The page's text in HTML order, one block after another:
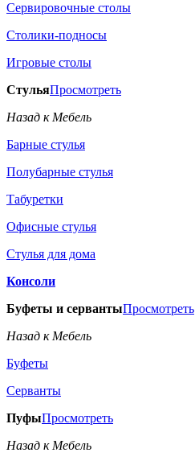
Сервировочные столы
Столики-подносы
Игровые столы
СтульяПросмотреть
Назад к Мебель
Барные стулья
Полубарные стулья
Табуретки
Офисные стулья
Стулья для дома
Консоли
Буфеты и сервантыПросмотреть
Назад к Мебель
Буфеты
Серванты
ПуфыПросмотреть
Назад к Мебель